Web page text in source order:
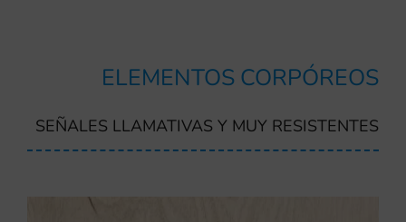
ELEMENTOS CORPÓREOS
SEÑALES LLAMATIVAS Y MUY RESISTENTES